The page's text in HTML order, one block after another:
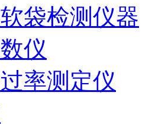
袋检测仪器
仪
率测定仪